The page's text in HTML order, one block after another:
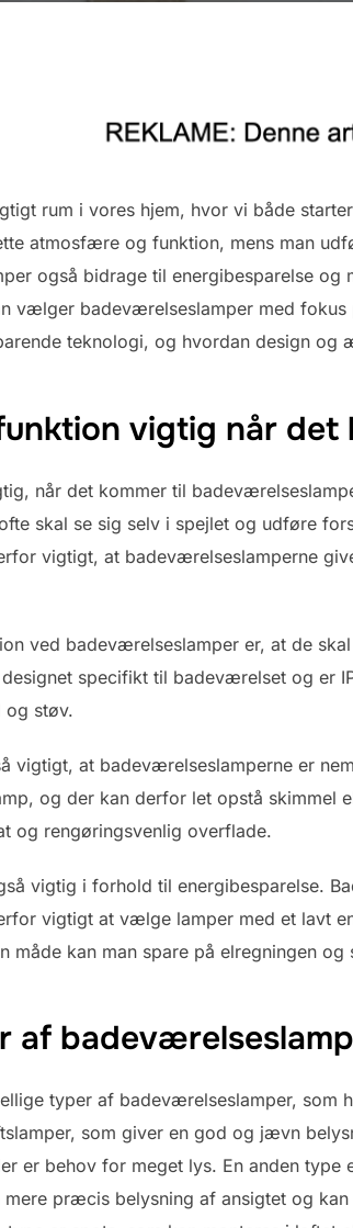
rum i vores hjem, hvor vi både
atmosfære og funktion, mens man
også bidrage til energibesparelse
vælger badeværelseslamper med
teknologi, og hvordan design
vigtig når
når det kommer til
skal se sig selv i spejlet og udføre
vigtigt, at badeværelseslamperne
ved badeværelseslamper er, at de
specifikt til badeværelset og er
støv.
vigtigt, at badeværelseslamperne er
og der kan derfor let opstå skimmel
og rengøringsvenlig overflade.
vigtig i forhold til energibesparelse.
vigtigt at vælge lamper med et lavt
måde kan man spare på elregningen
af
typer af badeværelseslamper, som
som giver en god og jævn
er behov for meget lys. En anden
mere præcis belysning af ansigtet og